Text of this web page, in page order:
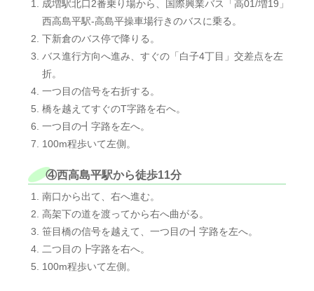
成増駅北口2番乗り場から、国際興業バス「高01/増19」
西高島平駅-高島平操車場行きのバスに乗る。
下新倉のバス停で降りる。
バス進行方向へ進み、すぐの「白子4丁目」交差点を左
折。
一つ目の信号を右折する。
橋を越えてすぐのT字路を右へ。
一つ目の┫字路を左へ。
100m程歩いて左側。
④西高島平駅から徒歩11分
南口から出て、右へ進む。
高架下の道を渡ってから右へ曲がる。
笹目橋の信号を越えて、一つ目の┫字路を左へ。
二つ目の┣字路を右へ。
100m程歩いて左側。